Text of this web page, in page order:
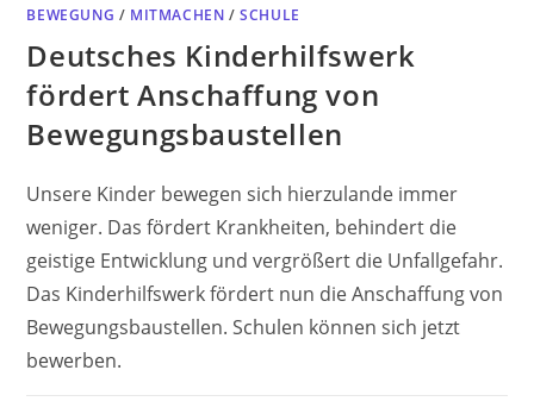
BEWEGUNG / MITMACHEN /SCHULE
Deutsches Kinderhilfswerk
fördert Anschaffung von
Bewegungsbaustellen
Unsere Kinder bewegen sich hierzulande immer
weniger. Das fördert Krankheiten, behindert die
geistige Entwicklung und vergrößert die Unfallgefahr.
Das Kinderhilfswerk fördert nun die Anschaffung von
Bewegungsbaustellen. Schulen können sich jetzt
bewerben.